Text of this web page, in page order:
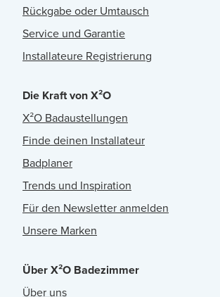
Rückgabe oder Umtausch
Service und Garantie
Installateure Registrierung
Die Kraft von X²O
X²O Badaustellungen
Finde deinen Installateur
Badplaner
Trends und Inspiration
Für den Newsletter anmelden
Unsere Marken
Über X²O Badezimmer
Über uns